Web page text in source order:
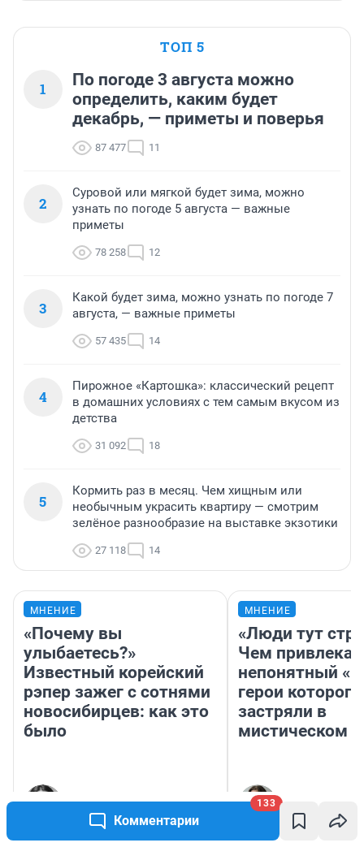
Комментарии
133
ТОП 5
1
По погоде 3 августа можно
определить, каким будет
декабрь, — приметы и поверья
87 477 11
2
Суровой или мягкой будет зима, можно
узнать по погоде 5 августа — важные
приметы
78 258 12
3
Какой будет зима, можно узнать по погоде 7
августа, — важные приметы
57 435 14
4
Пирожное «Картошка»: классический рецепт
в домашних условиях с тем самым вкусом из
детства
31 092 18
5
Кормить раз в месяц. Чем хищным или
необычным украсить квартиру — смотрим
зелёное разнообразие на выставке экзотики
27 118 14
МНЕНИЕ
«Почему вы
улыбаетесь?»
Известный корейский
рэпер зажег с сотнями
новосибирцев: как это
было
Журналист
МНЕНИЕ
«Люди тут
Чем
непонятный
герои которого
застряли в
мистическом
Редактор